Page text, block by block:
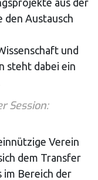
den Austausch
und
steht dabei ein
Session:
Verein
dem Transfer
im Bereich der